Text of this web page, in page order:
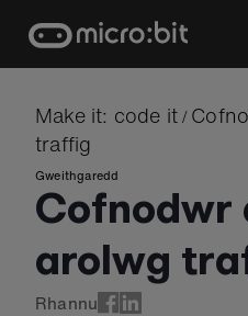
content
Make it: code it /
traffig
Gweithgaredd
Cofnodwr
arolwg
Rhannu